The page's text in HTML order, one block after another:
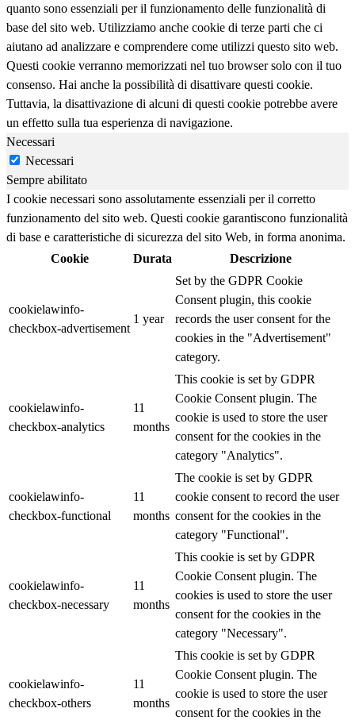
quanto sono essenziali per il funzionamento delle funzionalità di
base del sito web. Utilizziamo anche cookie di terze parti che ci
aiutano ad analizzare e comprendere come utilizzi questo sito web.
Questi cookie verranno memorizzati nel tuo browser solo con il tuo
consenso. Hai anche la possibilità di disattivare questi cookie.
Tuttavia, la disattivazione di alcuni di questi cookie potrebbe avere
un effetto sulla tua esperienza di navigazione.
Necessari
Necessari
Sempre abilitato
I cookie necessari sono assolutamente essenziali per il corretto
funzionamento del sito web. Questi cookie garantiscono funzionalità
di base e caratteristiche di sicurezza del sito Web, in forma anonima.
Cookie
Durata Descrizione
cookielawinfo-
checkbox-advertisement
1 year
Set by the GDPR Cookie
Consent plugin, this cookie
records the user consent for the
cookies in the "Advertisement"
category.
cookielawinfo-
checkbox-analytics
11
months
This cookie is set by GDPR
Cookie Consent plugin. The
cookie is used to store the user
consent for the cookies in the
category "Analytics".
cookielawinfo-
checkbox-functional
11
months
The cookie is set by GDPR
cookie consent to record the user
consent for the cookies in the
category "Functional".
cookielawinfo-
checkbox-necessary
11
months
This cookie is set by GDPR
Cookie Consent plugin. The
cookies is used to store the user
consent for the cookies in the
category "Necessary".
cookielawinfo-
checkbox-others
11
months
This cookie is set by GDPR
Cookie Consent plugin. The
cookie is used to store the user
consent for the cookies in the